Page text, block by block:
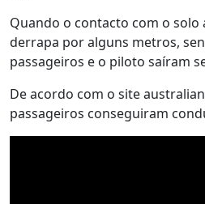
Quando o contacto com o solo
derrapa por alguns metros,
passageiros e o piloto saíram
De acordo com o site
passageiros conseguiram